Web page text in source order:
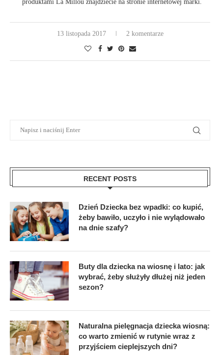
produktami La Millou znajdziecie na stronie internetowej marki.
13 listopada 2017 2 komentarze
RECENT POSTS
Dzień Dziecka bez wpadki: co kupić,
żeby bawiło, uczyło i nie wylądowało
na dnie szafy?
Buty dla dziecka na wiosnę i lato: jak
wybrać, żeby służyły dłużej niż jeden
sezon?
Naturalna pielęgnacja dziecka wiosną:
co warto zmienić w rutynie wraz z
przyjściem cieplejszych dni?